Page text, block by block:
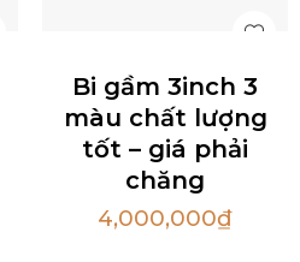
Bi gầm 3inch 3
màu chất lượng
tốt – giá phải
chăng
4,000,000₫